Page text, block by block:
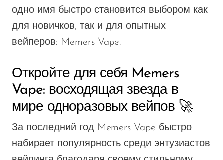
одно имя быстро становится выбором как
для новичков, так и для опытных
вейперов: Memers Vape.
Откройте для себя Memers
Vape: восходящая звезда в
мире одноразовых вейпов 🚀
За последний год Memers Vape быстро
набирает популярность среди энтузиастов